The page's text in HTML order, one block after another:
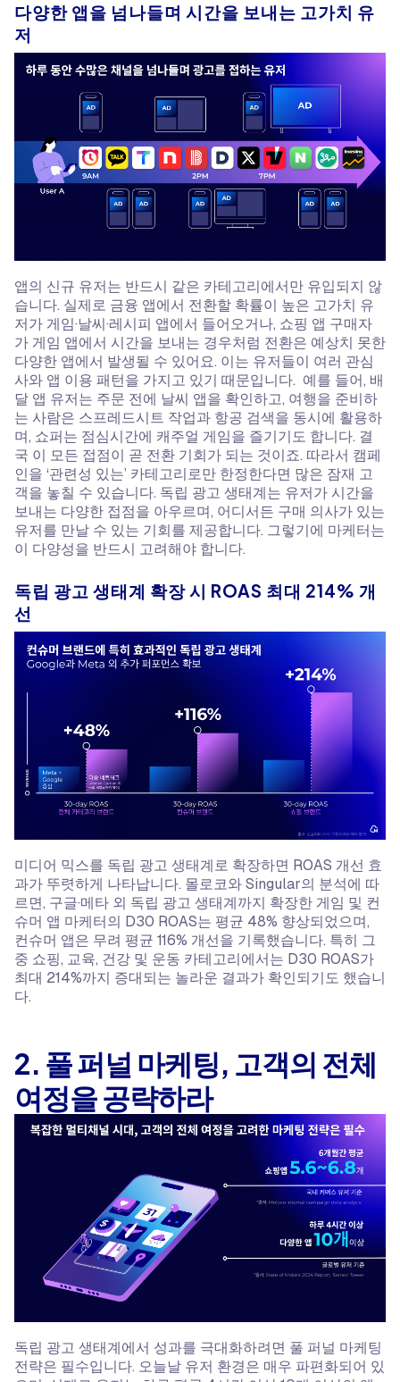
다양한 앱을 넘나들며 시간을 보내는 고가치 유
저
앱의 신규 유저는 반드시 같은 카테고리에서만 유입되지 않
습니다. 실제로 금융 앱에서 전환할 확률이 높은 고가치 유
저가 게임·날씨·레시피 앱에서 들어오거나, 쇼핑 앱 구매자
가 게임 앱에서 시간을 보내는 경우처럼 전환은 예상치 못한
다양한 앱에서 발생될 수 있어요. 이는 유저들이 여러 관심
사와 앱 이용 패턴을 가지고 있기 때문입니다. 예를 들어, 배
달 앱 유저는 주문 전에 날씨 앱을 확인하고, 여행을 준비하
는 사람은 스프레드시트 작업과 항공 검색을 동시에 활용하
며, 쇼퍼는 점심시간에 캐주얼 게임을 즐기기도 합니다. 결
국 이 모든 접점이 곧 전환 기회가 되는 것이죠. 따라서 캠페
인을 ‘관련성 있는’ 카테고리로만 한정한다면 많은 잠재 고
객을 놓칠 수 있습니다. 독립 광고 생태계는 유저가 시간을
보내는 다양한 접점을 아우르며, 어디서든 구매 의사가 있는
유저를 만날 수 있는 기회를 제공합니다. 그렇기에 마케터는
이 다양성을 반드시 고려해야 합니다.
독립 광고 생태계 확장 시 ROAS 최대 214% 개
선
미디어 믹스를 독립 광고 생태계로 확장하면 ROAS 개선 효
과가 뚜렷하게 나타납니다. 몰로코와 Singular의 분석에 따
르면, 구글·메타 외 독립 광고 생태계까지 확장한 게임 및 컨
슈머 앱 마케터의 D30 ROAS는 평균 48% 향상되었으며,
컨슈머 앱은 무려 평균 116% 개선을 기록했습니다. 특히 그
중 쇼핑, 교육, 건강 및 운동 카테고리에서는 D30 ROAS가
최대 214%까지 증대되는 놀라운 결과가 확인되기도 했습니
다.
2. 풀 퍼널 마케팅, 고객의 전체
여정을 공략하라
독립 광고 생태계에서 성과를 극대화하려면 풀 퍼널 마케팅
전략은 필수입니다. 오늘날 유저 환경은 매우 파편화되어 있